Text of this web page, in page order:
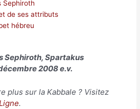
Sephiroth
de ses attributs
hébreu
Sephiroth, Spartakus
2008 e.v.
plus sur la Kabbale ? Visitez
.